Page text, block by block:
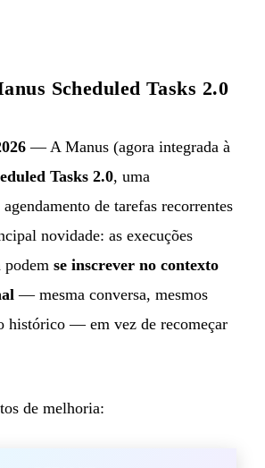
Scheduled Tasks 2.0
— A Manus (agora integrada à
Tasks 2.0, uma
de tarefas recorrentes
novidade: as execuções
podem se inscrever no contexto
— mesma conversa, mesmos
histórico — em vez de recomeçar
de melhoria: